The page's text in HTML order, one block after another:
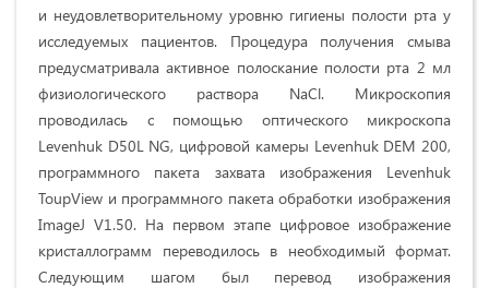
и неудовлетворительному уровню гигиены полости рта у
исследуемых пациентов. Процедура получения смыва
предусматривала активное полоскание полости рта 2 мл
физиологического раствора NaCl. Микроскопия
проводилась с помощью оптического микроскопа
Levenhuk D50L NG, цифровой камеры Levenhuk DEM 200,
программного пакета захвата изображения Levenhuk
ToupView и программного пакета обработки изображения
ImageJ V1.50. На первом этапе цифровое изображение
кристаллограмм переводилось в необходимый формат.
Следующим шагом был перевод изображения